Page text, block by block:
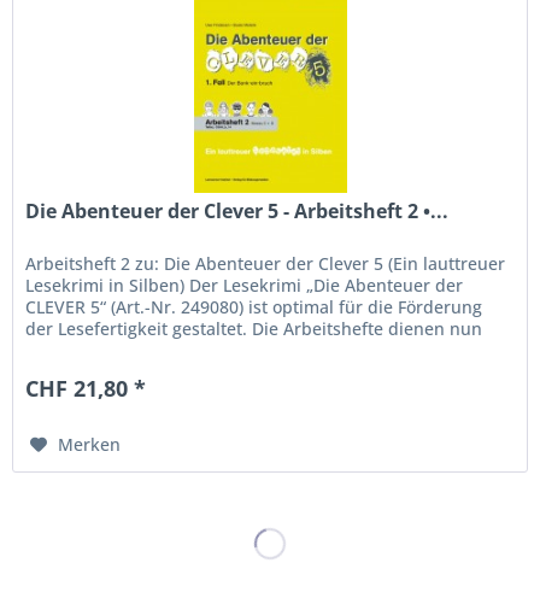
Die Abenteuer der Clever 5 - Arbeitsheft 2 •...
Arbeitsheft 2 zu: Die Abenteuer der Clever 5 (Ein lauttreuer
Lesekrimi in Silben) Der Lesekrimi „Die Abenteuer der
CLEVER 5“ (Art.-Nr. 249080) ist optimal für die Förderung
der Lesefertigkeit gestaltet. Die Arbeitshefte dienen nun
CHF 21,80 *
Merken